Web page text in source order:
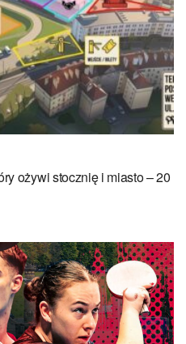
ożywi stocznię i miasto – 20